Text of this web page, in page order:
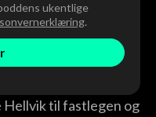
ukentlige
.
Hellvik til fastlegen og